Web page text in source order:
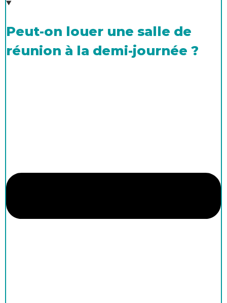
Peut-on louer une salle de
réunion à la demi-journée ?